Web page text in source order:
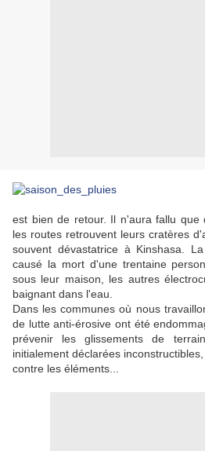
est bien de retour. Il n'aura fallu que
les routes retrouvent leurs cratères
souvent dévastatrice à Kinshasa.
causé la mort d'une trentaine
sous leur maison, les autres
baignant dans l'eau.
Dans les communes où nous
de lutte anti-érosive ont été
prévenir les glissements de
initialement déclarées
contre les éléments